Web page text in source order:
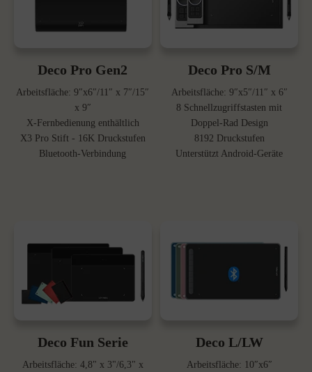
Deco Pro Gen2
Arbeitsfläche: 9″x6″/11″ x 7″/15″
x 9″
X-Fernbedienung enthältlich
X3 Pro Stift - 16K Druckstufen
Bluetooth-Verbindung
Deco Pro S/M
Arbeitsfläche: 9″x5″/11″ x 6″
8 Schnellzugriffstasten mit
Doppel-Rad Design
8192 Druckstufen
Unterstützt Android-Geräte
Deco Fun Serie
Arbeitsfläche: 4,8" x 3"/6,3" x
Deco L/LW
Arbeitsfläche: 10″x6″